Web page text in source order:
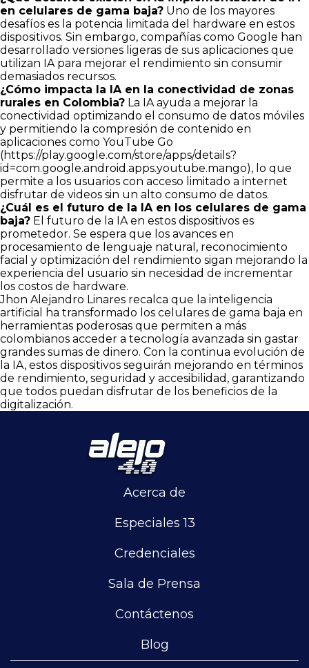
en celulares de gama baja? Uno de los mayores
desafíos es la potencia limitada del hardware en estos
dispositivos. Sin embargo, compañías como Google han
desarrollado versiones ligeras de sus aplicaciones que
utilizan IA para mejorar el rendimiento sin consumir
demasiados recursos.
¿Cómo impacta la IA en la conectividad de zonas
rurales en Colombia? La IA ayuda a mejorar la
conectividad optimizando el consumo de datos móviles
y permitiendo la compresión de contenido en
aplicaciones como YouTube Go
(https://play.google.com/store/apps/details?
id=com.google.android.apps.youtube.mango), lo que
permite a los usuarios con acceso limitado a internet
disfrutar de videos sin un alto consumo de datos.
¿Cuál es el futuro de la IA en los celulares de gama
baja? El futuro de la IA en estos dispositivos es
prometedor. Se espera que los avances en
procesamiento de lenguaje natural, reconocimiento
facial y optimización del rendimiento sigan mejorando la
experiencia del usuario sin necesidad de incrementar
los costos de hardware.
Jhon Alejandro Linares recalca que la inteligencia
artificial ha transformado los celulares de gama baja en
herramientas poderosas que permiten a más
colombianos acceder a tecnología avanzada sin gastar
grandes sumas de dinero. Con la continua evolución de
la IA, estos dispositivos seguirán mejorando en términos
de rendimiento, seguridad y accesibilidad, garantizando
que todos puedan disfrutar de los beneficios de la
digitalización.
Acerca de
Especiales 13
Credenciales
Sala de Prensa
Contáctenos
Blog